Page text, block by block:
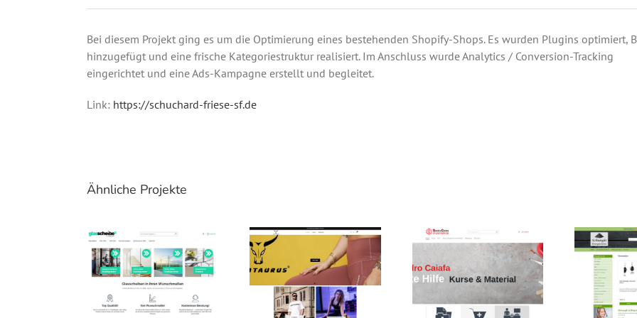
Bei diesem Projekt ging es um die Optimierung eines bestehenden Shopify-Shops. Es wurden Plugins optimiert,
hinzugefügt und eine frische Kategoriestruktur realisiert. Im Anschluss wurde Analytics / Conversion-Tracking
eingerichtet und eine Ads-Kampagne erstellt und begleitet.
Link: https://schuchard-friese-sf.de
Ähnliche Projekte